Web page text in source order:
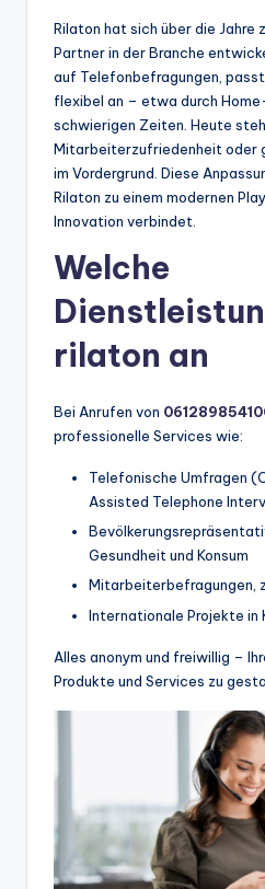
Rilaton hat sich über die Jahre
Partner in der Branche
auf Telefonbefragungen,
flexibel an – etwa durch
schwierigen Zeiten. Heute
Mitarbeiterzufriedenheit oder
im Vordergrund. Diese
Rilaton zu einem modernen
Innovation verbindet.
Welche
rilaton an
Bei Anrufen von
professionelle Services wie:
Telefonische Umfragen
Assisted Telephone
Gesundheit und Konsum
Mitarbeiterbefragungen,
Internationale Projekte in
Alles anonym und freiwillig –
Produkte und Services zu